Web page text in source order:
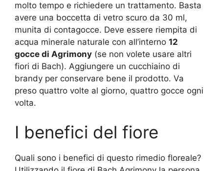
molto tempo e richiedere un trattamento. Basta
avere una boccetta di vetro scuro da 30 ml,
munita di contagocce. Deve essere riempita di
acqua minerale naturale con all’interno 12
gocce di Agrimony (se non volete usare altri
fiori di Bach). Aggiungere un cucchiaino di
brandy per conservare bene il prodotto. Va
preso quattro volte al giorno, quattro gocce ogni
volta.
I benefici del fiore
Quali sono i benefici di questo rimedio floreale?